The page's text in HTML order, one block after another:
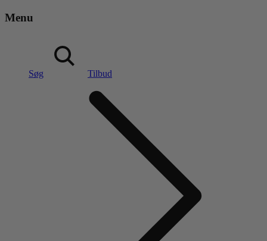
Menu
Søg Tilbud